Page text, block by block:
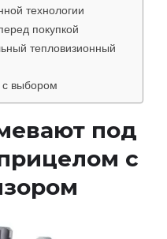
технологии
покупкой
тепловизионный
выбором
под
с